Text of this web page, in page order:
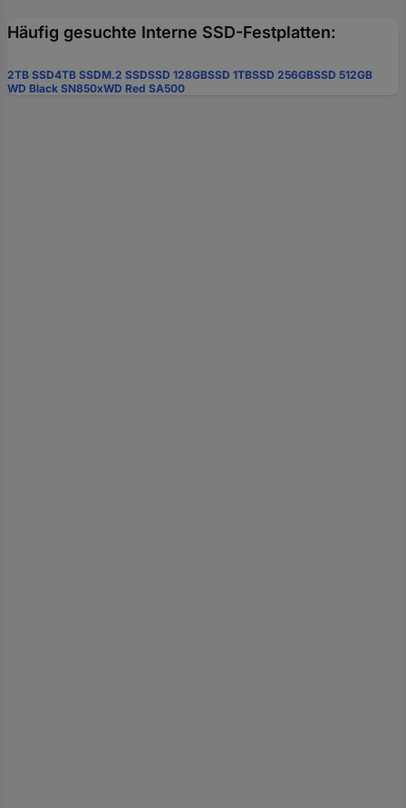
Häufig gesuchte Interne SSD-Festplatten:
2TB SSD4TB SSDM.2 SSDSSD 128GBSSD 1TBSSD 256GBSSD 512GB
WD Black SN850xWD Red SA500